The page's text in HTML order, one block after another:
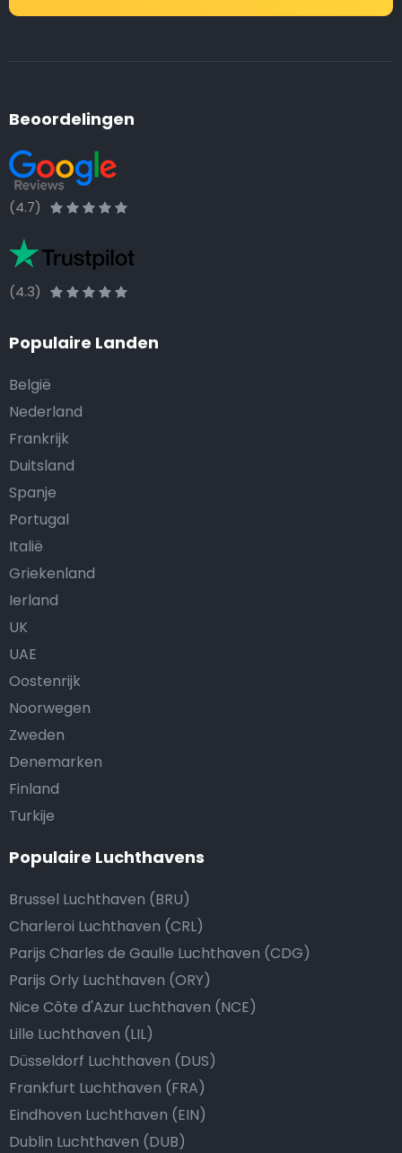
Beoordelingen
(4.7)
(4.3)
Populaire Landen
België
Nederland
Frankrijk
Duitsland
Spanje
Portugal
Italië
Griekenland
Ierland
UK
UAE
Oostenrijk
Noorwegen
Zweden
Denemarken
Finland
Turkije
Populaire Luchthavens
Brussel Luchthaven (BRU)
Charleroi Luchthaven (CRL)
Parijs Charles de Gaulle Luchthaven (CDG)
Parijs Orly Luchthaven (ORY)
Nice Côte d'Azur Luchthaven (NCE)
Lille Luchthaven (LIL)
Düsseldorf Luchthaven (DUS)
Frankfurt Luchthaven (FRA)
Eindhoven Luchthaven (EIN)
Dublin Luchthaven (DUB)